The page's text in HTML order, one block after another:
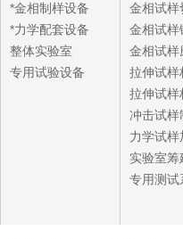
*金相制样设备
*力学配套设备
整体实验室
专用试验设备
金相试样
金相试样
金相试样
拉伸试样
拉伸试样
冲击试样
力学试样
实验室筹
专用测试